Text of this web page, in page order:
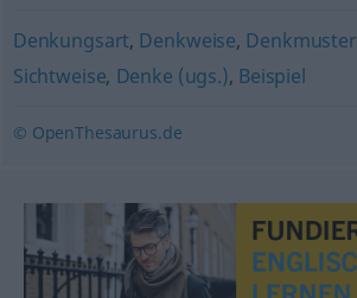
Denkungsart, Denkweise, Denkmuster
Sichtweise, Denke (ugs.), Beispiel
© OpenThesaurus.de